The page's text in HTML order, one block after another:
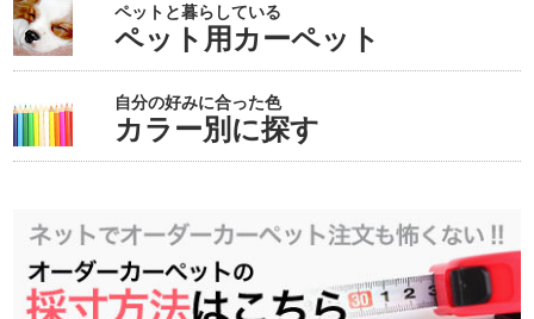
ペットと暮らしている
ペット用カーペット
自分の好みに合った色
カラー別に探す